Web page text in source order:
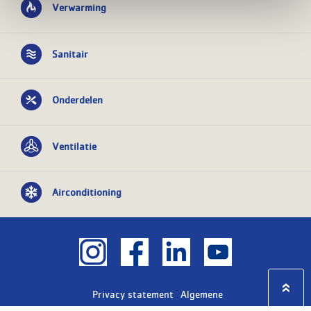
Verwarming
Sanitair
Onderdelen
Ventilatie
Airconditioning
Privacy statement
Algemene